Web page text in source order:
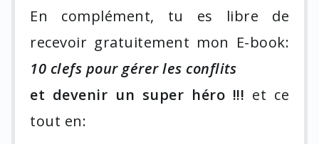
En complément, tu es libre de
recevoir gratuitement mon E-book:
10 clefs pour gérer les conflits
et devenir un super héro !!! et ce
tout en: